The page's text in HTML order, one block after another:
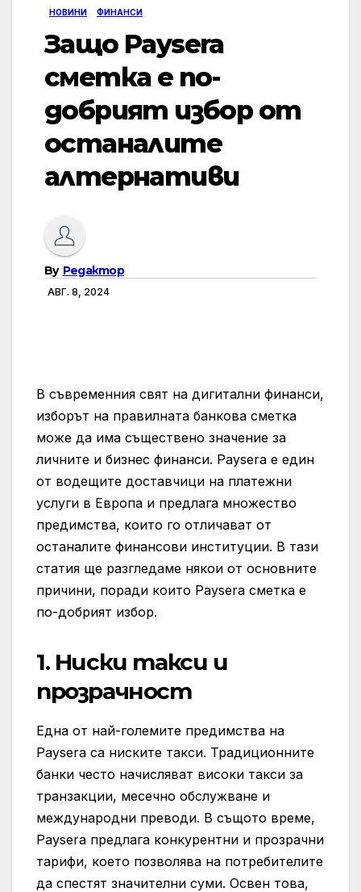
НОВИНИ ФИНАНСИ
Защо Paysera
сметка е по-
добрият избор от
останалите
алтернативи
By Редактор
АВГ. 8, 2024
В съвременния свят на дигитални финанси,
изборът на правилната банкова сметка
може да има съществено значение за
личните и бизнес финанси. Paysera е един
от водещите доставчици на платежни
услуги в Европа и предлага множество
предимства, които го отличават от
останалите финансови институции. В тази
статия ще разгледаме някои от основните
причини, поради които Paysera сметка е
по-добрият избор.
1. Ниски такси и
прозрачност
Една от най-големите предимства на
Paysera са ниските такси. Традиционните
банки често начисляват високи такси за
транзакции, месечно обслужване и
международни преводи. В същото време,
Paysera предлага конкурентни и прозрачни
тарифи, което позволява на потребителите
да спестят значителни суми. Освен това,